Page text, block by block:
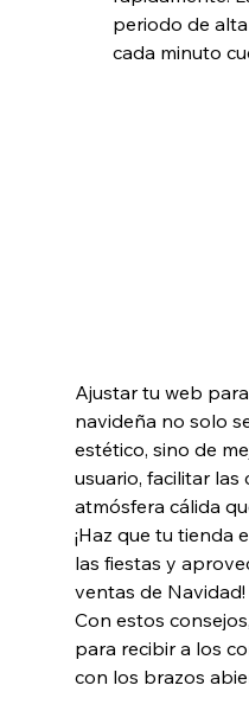
periodo de
cada minuto
Ajustar tu web
navideña no solo
estético, sino de
usuario, facilitar
atmósfera cálida
¡Haz que tu tienda
las fiestas y
ventas de Navidad!
Con estos
para recibir a los
con los brazos